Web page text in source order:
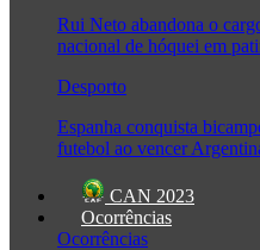
Rui Neto abandona o
nacional de hóquei em
Desporto
Espanha conquista
futebol ao vencer
CAN 2023
Ocorrências
Ocorrências